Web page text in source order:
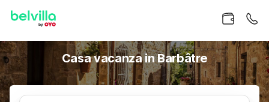
Casa vacanza in Barbâtre